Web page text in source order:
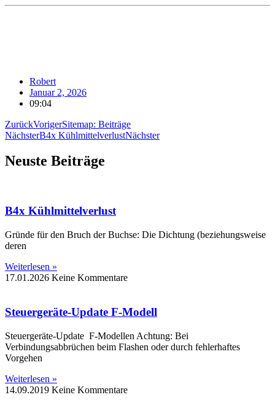
Robert
Januar 2, 2026
09:04
ZurückVorigerSitemap: Beiträge
NächsterB4x KühlmittelverlustNächster
Neuste Beiträge
B4x Kühlmittelverlust
Gründe für den Bruch der Buchse: Die Dichtung (beziehungsweise
deren
Weiterlesen »
17.01.2026 Keine Kommentare
Steuergeräte-Update F-Modell
Steuergeräte-Update F-Modellen Achtung: Bei
Verbindungsabbrüchen beim Flashen oder durch fehlerhaftes
Vorgehen
Weiterlesen »
14.09.2019 Keine Kommentare